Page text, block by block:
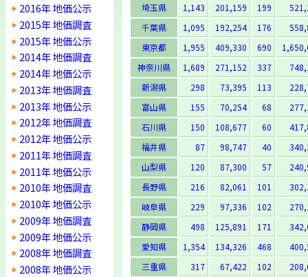
埼玉県
1,143 201,159 199
千葉県
1,095 192,254 176
東京都
1,955 409,330 690
神奈川県
1,689 271,152 337
新潟県
298 73,395 113
富山県
155 70,254 68
石川県
150 108,677 60
福井県
87 98,747 40
山梨県
120 87,300 57
長野県
216 82,061 101
岐阜県
229 97,336 102
静岡県
498 125,891 171
愛知県
1,354 134,326 468
三重県
317 67,422 102
2016年 地価公示
2015年 地価調査
2015年 地価公示
2014年 地価調査
2014年 地価公示
2013年 地価調査
2013年 地価公示
2012年 地価調査
2012年 地価公示
2011年 地価調査
2011年 地価公示
2010年 地価調査
2010年 地価公示
2009年 地価調査
2009年 地価公示
2008年 地価調査
2008年 地価公示